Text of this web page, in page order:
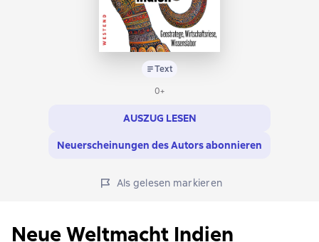
Text
0+
AUSZUG LESEN
Neuerscheinungen des Autors abonnieren
Als gelesen markieren
Neue Weltmacht Indien